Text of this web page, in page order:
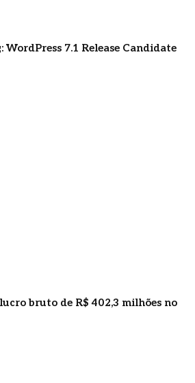
WordPress 7.1 Release Candidate
bruto de R$ 402,3 milhões no